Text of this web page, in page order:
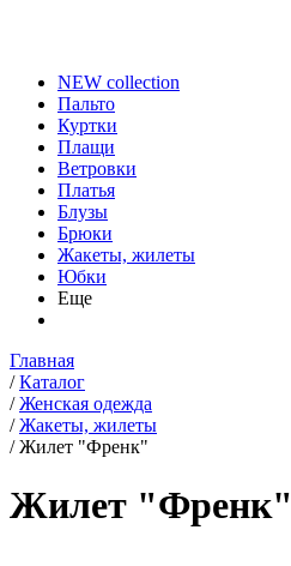
NEW collection
Пальто
Куртки
Плащи
Ветровки
Платья
Блузы
Брюки
Жакеты, жилеты
Юбки
Еще
Главная
/ Каталог
/ Женская одежда
/ Жакеты, жилеты
/ Жилет "Френк"
Жилет "Френк"